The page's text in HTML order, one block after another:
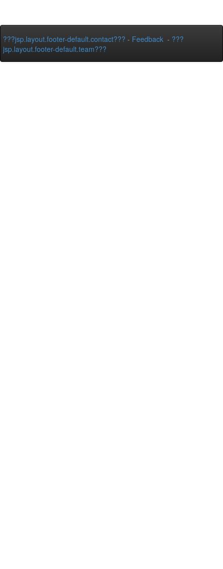
???jsp.layout.footer-default.contact??? - Feedback - ???
jsp.layout.footer-default.team???